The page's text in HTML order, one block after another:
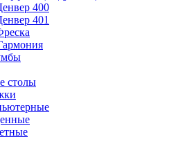
400
401
столы